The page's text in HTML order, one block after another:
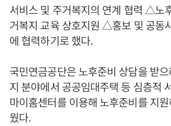
서비스 및 주거복지의 연계 협력 △노
거복지 교육 상호지원 △홍보 및 공동
에 협력하기로 했다.
국민연금공단은 노후준비 상담을 받
지 분야에서 공공임대주택 등 심층적
마이홈센터를 이용해 노후준비를 지
웠다.